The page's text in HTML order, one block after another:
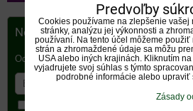
Newsletter
Odoberať naše novinky:
Predvoľby
Cookies používame na zlepšenie vašej
stránky, analýzu jej výkonnosti a
používaní. Na tento účel môžeme použiť
strán a zhromaždené údaje sa môžu
USA alebo iných krajinách. Kliknutím
vyjadrujete svoj súhlas s týmto
podrobné informácie alebo upraviť
Zásady